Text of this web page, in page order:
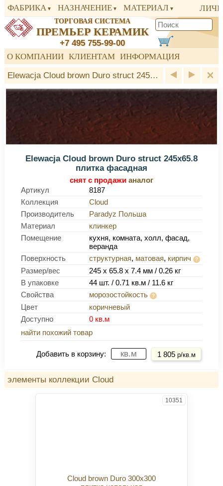
ФАБРИКА НАЗНАЧЕНИЕ МАТЕРИАЛ
ТОРГОВАЯ СИСТЕМА
ПРЕМЬЕР КЕРАМИК
+7 495 755-99-00
О КОМПАНИИ КЛИЕНТАМ ИНФОРМАЦИЯ
Elewacja Cloud brown Duro struct 245x65.8 плитка фасадная Paradyz
Elewacja Cloud brown Duro struct 245x65.8
плитка фасадная
снят с продажи аналог
Артикул
8187
Коллекция
Cloud
Производитель
Paradyz Польша
Материал
клинкер
Помещение
кухня, комната, холл, фасад,
веранда
Поверхность
структурная, матовая, кирпич
Размер/вес
245 x 65.8 x 7.4 мм / 0.26 кг
В упаковке
44 шт. / 0.71 кв.м / 11.6 кг
Свойства
морозостойкость
Цвет
коричневый
Доступно
0 кв.м
найти похожий товар
Добавить в корзину: 1 805р/кв.м
элементы коллекции Cloud
10351
Cloud brown Duro 300x300